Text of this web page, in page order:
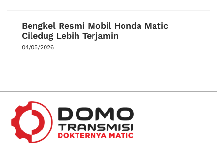
Bengkel Resmi Mobil Honda Matic
Ciledug Lebih Terjamin
04/05/2026